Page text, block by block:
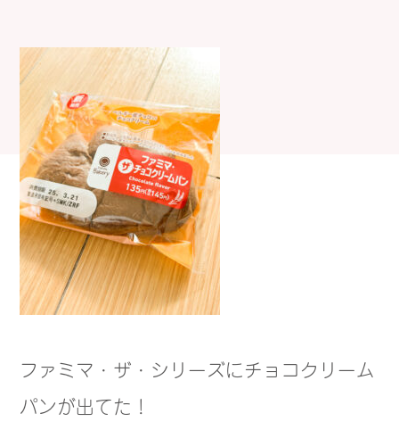
ファミマ・ザ・シリーズにチョコクリーム
パンが出てた！